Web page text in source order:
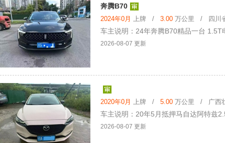
奔腾B70
2024年0月 上牌 / 3.00 万公里 / 四川省
车主说明：24年奔腾B70精品一台
2026-08-07 更新
2020年0月 上牌 / 5.00 万公里 / 广西壮
车主说明：20年5月抵押马自达阿特兹
2026-08-07 更新